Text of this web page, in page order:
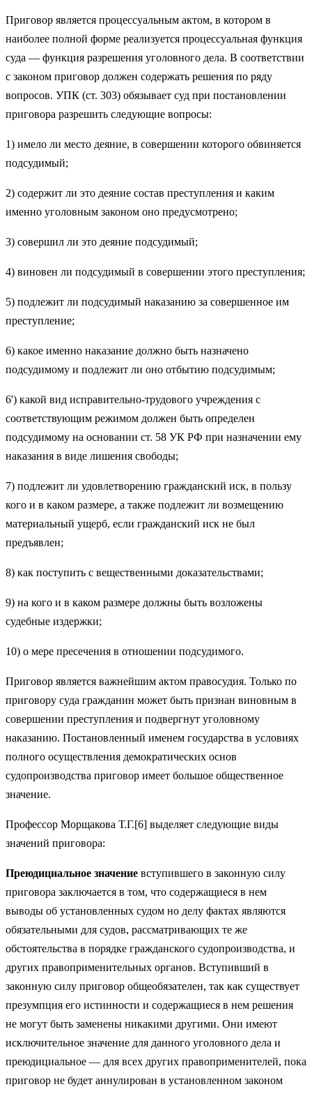
Приговор является процессуальным актом, в котором в
наиболее полной форме реализуется процессуальная функция
суда — функция разрешения уголовного дела. В соответствии
с законом приговор должен содержать решения по ряду
вопросов. УПК (ст. 303) обязывает суд при постановлении
приговора разрешить следующие вопросы:
1) имело ли место деяние, в совершении которого обвиняется
подсудимый;
2) содержит ли это деяние состав преступления и каким
именно уголовным законом оно предусмотрено;
3) совершил ли это деяние подсудимый;
4) виновен ли подсудимый в совершении этого преступления;
5) подлежит ли подсудимый наказанию за совершенное им
преступление;
6) какое именно наказание должно быть назначено
подсудимому и подлежит ли оно отбытию подсудимым;
6') какой вид исправительно-трудового учреждения с
соответствующим режимом должен быть определен
подсудимому на основании ст. 58 УК РФ при назначении ему
наказания в виде лишения свободы;
7) подлежит ли удовлетворению гражданский иск, в пользу
кого и в каком размере, а также подлежит ли возмещению
материальный ущерб, если гражданский иск не был
предъявлен;
8) как поступить с вещественными доказательствами;
9) на кого и в каком размере должны быть возложены
судебные издержки;
10) о мере пресечения в отношении подсудимого.
Приговор является важнейшим актом правосудия. Только по
приговору суда гражданин может быть признан виновным в
совершении преступления и подвергнут уголовному
наказанию. Постановленный именем государства в условиях
полного осуществления демократических основ
судопроизводства приговор имеет большое общественное
значение.
Профессор Морщакова Т.Г.[6] выделяет следующие виды
значений приговора:
Преюдициальное значение вступившего в законную силу
приговора заключается в том, что содержащиеся в нем
выводы об установленных судом но делу фактах являются
обязательными для судов, рассматривающих те же
обстоятельства в порядке гражданского судопроизводства, и
других правоприменительных органов. Вступивший в
законную силу приговор общеобязателен, так как существует
презумпция его истинности и содержащиеся в нем решения
не могут быть заменены никакими другими. Они имеют
исключительное значение для данного уголовного дела и
преюдициальное — для всех других правоприменителей, пока
приговор не будет аннулирован в установленном законом